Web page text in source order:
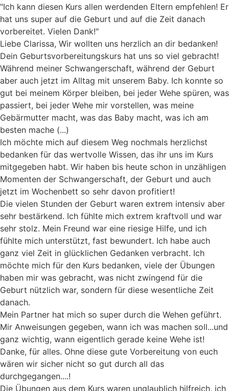
"Ich kann diesen Kurs allen werdenden Eltern empfehlen! Er
hat uns super auf die Geburt und auf die Zeit danach
vorbereitet. Vielen Dank!"​
Liebe Clarissa, Wir wollten uns herzlich an dir bedanken!
Dein Geburtsvorbereitungskurs hat uns so viel gebracht!
Während meiner Schwangerschaft, während der Geburt
aber auch jetzt im Alltag mit unserem Baby. Ich konnte so
gut bei meinem Körper bleiben, bei jeder Wehe spüren, was
passiert, bei jeder Wehe mir vorstellen, was meine
Gebärmutter macht, was das Baby macht, was ich am
besten mache (...)
Ich möchte mich auf diesem Weg nochmals herzlichst
bedanken für das wertvolle Wissen, das ihr uns im Kurs
mitgegeben habt. Wir haben bis heute schon in unzähligen
Momenten der Schwangerschaft, der Geburt und auch
jetzt im Wochenbett so sehr davon profitiert!
Die vielen Stunden der Geburt waren extrem intensiv aber
sehr bestärkend. Ich fühlte mich extrem kraftvoll und war
sehr stolz. Mein Freund war eine riesige Hilfe, und ich
fühlte mich unterstützt, fast bewundert. Ich habe auch
ganz viel Zeit in glücklichen Gedanken verbracht. Ich
möchte mich für den Kurs bedanken, viele der Übungen
haben mir was gebracht, was nicht zwingend für die
Geburt nützlich war, sondern für diese wesentliche Zeit
danach.
Mein Partner hat mich so super durch die Wehen geführt.
Mir Anweisungen gegeben, wann ich was machen soll...und
ganz wichtig, wann eigentlich gerade keine Wehe ist!
Danke, für alles. Ohne diese gute Vorbereitung von euch
wären wir sicher nicht so gut durch all das
durchgegangen....!
Die Übungen aus dem Kurs waren unglaublich hilfreich, ich